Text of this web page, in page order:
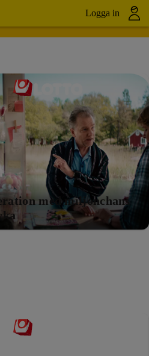
Logga in
med miljonchans